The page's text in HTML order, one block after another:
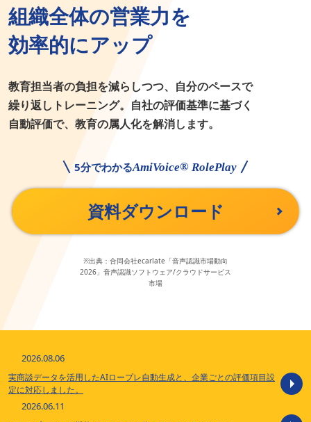
組織全体の営業力を
効率的にアップ
教育担当者の負担を減らしつつ、自分のペースで
繰り返しトレーニング。自社の評価基準に基づく
自動評価で、教育の属人化を解消します。
5分でわかるAmiVoice® RolePlay
資料ダウンロード
※出典：合同会社ecarlate「音声認識市場動向
2026」音声認識ソフトウェア/クラウドサービス
市場
2026.08.06
実商談データを活用したAIロープレ自動生成と、企業ごとの評価項目設
定に対応しました。
2026.06.11